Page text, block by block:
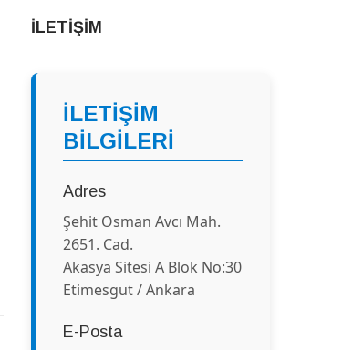
İLETİŞİM
İLETİŞİM
BİLGİLERİ
Adres
Şehit Osman Avcı Mah.
2651. Cad.
Akasya Sitesi A Blok No:30
Etimesgut / Ankara
E-Posta